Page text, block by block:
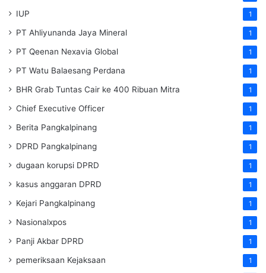
IUP 1
PT Ahliyunanda Jaya Mineral 1
PT Qeenan Nexavia Global 1
PT Watu Balaesang Perdana 1
BHR Grab Tuntas Cair ke 400 Ribuan Mitra 1
Chief Executive Officer 1
Berita Pangkalpinang 1
DPRD Pangkalpinang 1
dugaan korupsi DPRD 1
kasus anggaran DPRD 1
Kejari Pangkalpinang 1
Nasionalxpos 1
Panji Akbar DPRD 1
pemeriksaan Kejaksaan 1